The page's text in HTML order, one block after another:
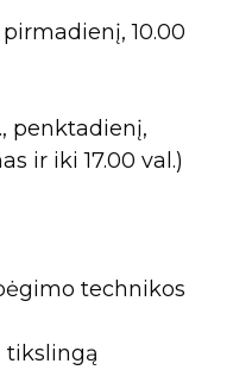
pirmadienį, 10.00
penktadienį,
ir iki 17.00 val.)
technikos
tikslingą